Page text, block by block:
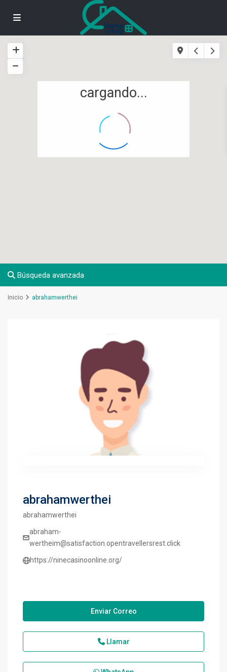
cargando...
Búsqueda avanzada
Inicio abrahamwerthei
abrahamwerthei
abrahamwerthei
abraham-
wertheim@satisfaction.opentravellersrest.click
https://ninecasinoonline.org/
Enviar Correo
Llamar